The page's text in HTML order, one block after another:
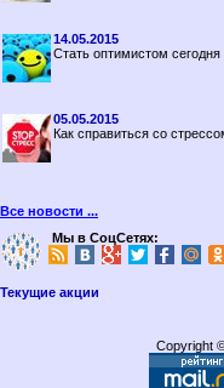
14.05.2015
Стать оптимистом
05.05.2015
Как справиться со
Все новости ...
Мы в СоцСетях:
Текущие акции
Copyright